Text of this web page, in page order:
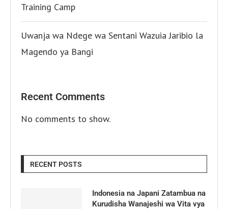
Training Camp
Uwanja wa Ndege wa Sentani Wazuia Jaribio la
Magendo ya Bangi
Recent Comments
No comments to show.
RECENT POSTS
Indonesia na Japani Zatambua na
Kurudisha Wanajeshi wa Vita vya